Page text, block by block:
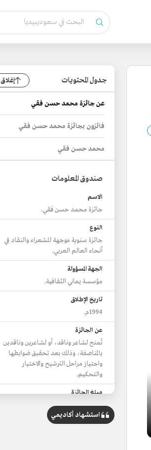
جدول المحتويات إغلاق
عن جائزة محمد حسن فقي
فائزون بجائزة محمد حسن فقي
محمد حسن فقي
صندوق المعلومات
الاسم
جائزة محمد حسن فقي.
النوع
جائزة سنوية موجهة للشعراء والنقاد في
أنحاء العالم العربي.
الجهة المسؤولة
مؤسسة يماني الثقافية.
تاريخ الإطلاق
1994م.
عن الجائزة
تُمنح لشاعر وناقد، أو لشاعرين وناقدين
بالمناصفة، وذلك بعد تحقيق ضوابطها
واجتياز مراحل الترشيح والاختيار
والتحكيم.
مبلغ الجائزة
75 ألف ريال.
استشهاد أكاديمي